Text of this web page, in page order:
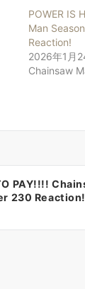
POWER IS
Man
Reaction!
2026年1月
Chainsaw
PAY!!!!
230